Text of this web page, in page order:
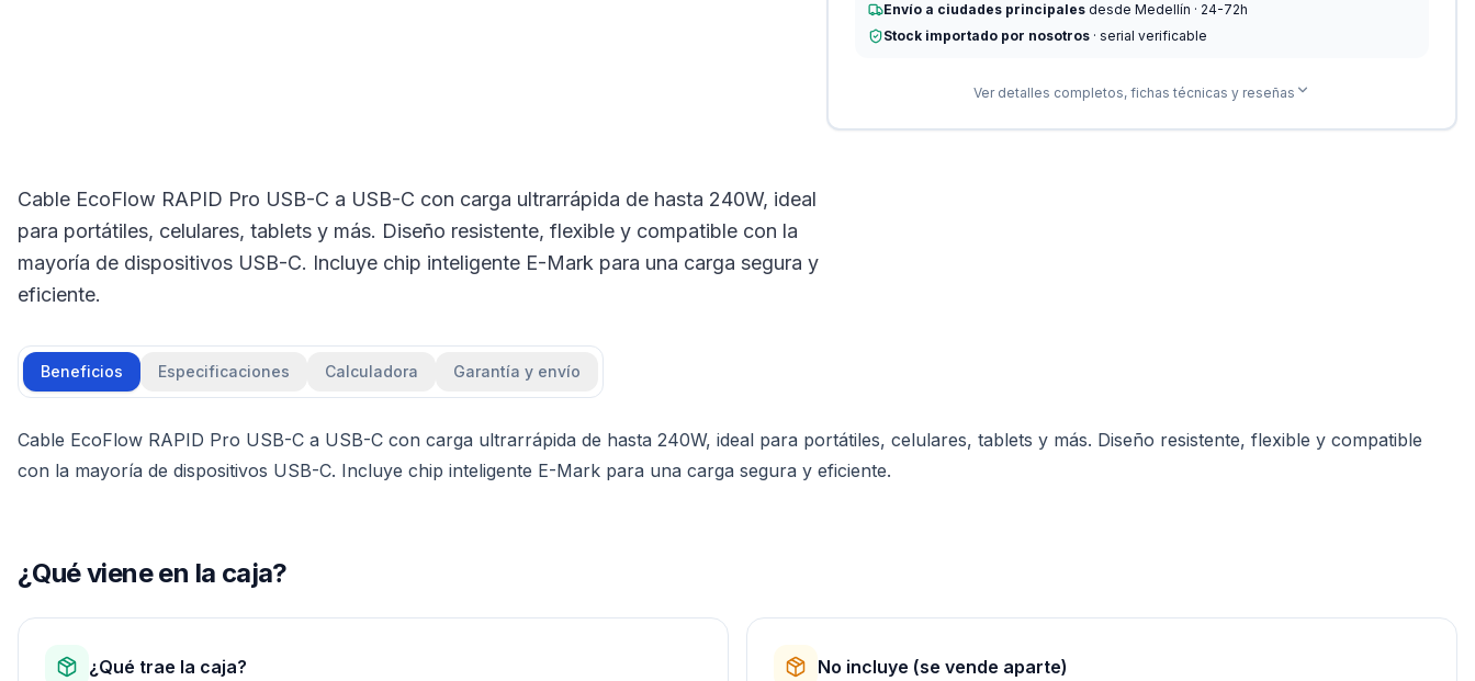
Envío a ciudades principales desde Medellín · 24-72h
Stock importado por nosotros · serial verificable
Ver detalles completos, fichas técnicas y reseñas
Cable EcoFlow RAPID Pro USB-C a USB-C con carga ultrarrápida de hasta 240W, ideal
para portátiles, celulares, tablets y más. Diseño resistente, flexible y compatible con la
mayoría de dispositivos USB-C. Incluye chip inteligente E-Mark para una carga segura y
eficiente.
Beneficios Especificaciones Calculadora Garantía y envío
Cable EcoFlow RAPID Pro USB-C a USB-C con carga ultrarrápida de hasta 240W, ideal para portátiles, celulares, tablets y más. Diseño resistente, flexible y compatible
con la mayoría de dispositivos USB-C. Incluye chip inteligente E-Mark para una carga segura y eficiente.
¿Qué viene en la caja?
¿Qué trae la caja? No incluye (se vende aparte)